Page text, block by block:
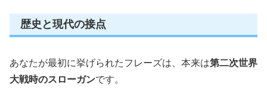
歴史と現代の接点
あなたが最初に挙げられたフレーズは、本来は第二次世界
大戦時のスローガンです。